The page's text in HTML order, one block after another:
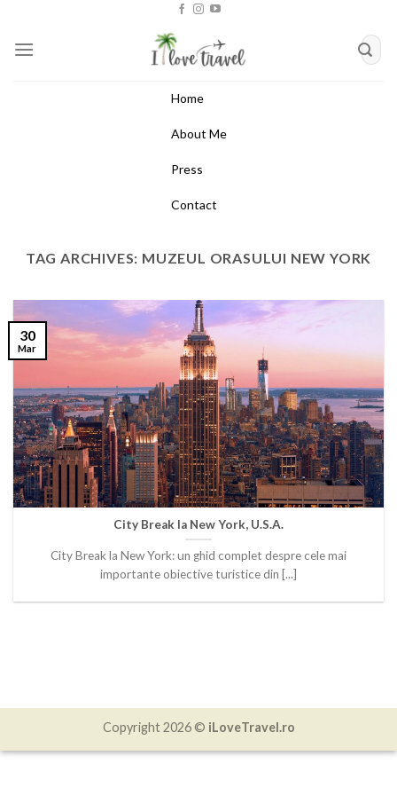
content
Home
About Me
Press
Contact
TAG ARCHIVES: MUZEUL ORASULUI NEW YORK
City Break la New York, U.S.A.
City Break la New York: un ghid complet despre cele mai
importante obiective turistice din [...]
30
Mar
Copyright 2026 © iLoveTravel.ro